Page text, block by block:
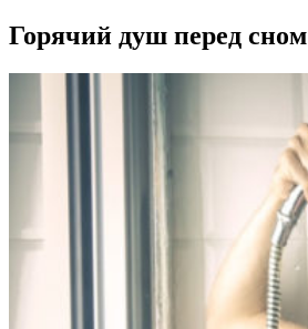
Горячий душ перед сном